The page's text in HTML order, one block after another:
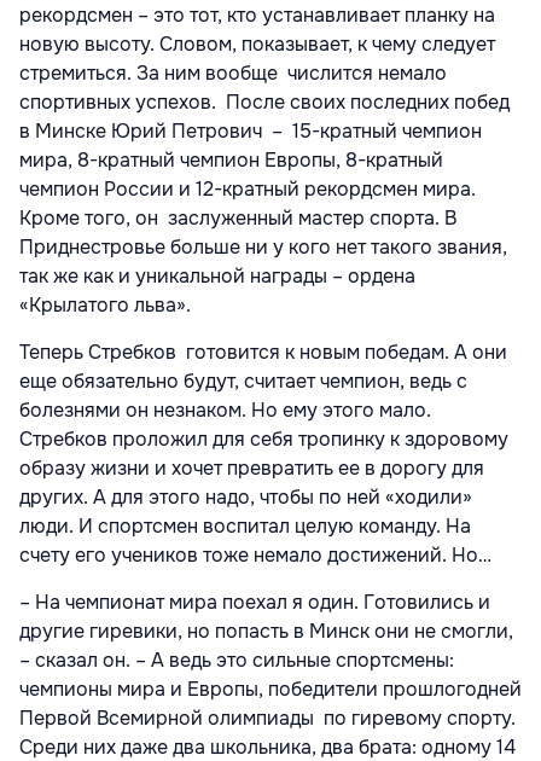
рекордсмен – это тот, кто устанавливает планку на
новую высоту. Словом, показывает, к чему следует
стремиться. За ним вообще числится немало
спортивных успехов. После своих последних побед
в Минске Юрий Петрович – 15-кратный чемпион
мира, 8-кратный чемпион Европы, 8-кратный
чемпион России и 12-кратный рекордсмен мира.
Кроме того, он заслуженный мастер спорта. В
Приднестровье больше ни у кого нет такого звания,
так же как и уникальной награды – ордена
«Крылатого льва».
Теперь Стребков готовится к новым победам. А они
еще обязательно будут, считает чемпион, ведь с
болезнями он незнаком. Но ему этого мало.
Стребков проложил для себя тропинку к здоровому
образу жизни и хочет превратить ее в дорогу для
других. А для этого надо, чтобы по ней «ходили»
люди. И спортсмен воспитал целую команду. На
счету его учеников тоже немало достижений. Но…
– На чемпионат мира поехал я один. Готовились и
другие гиревики, но попасть в Минск они не смогли,
– сказал он. – А ведь это сильные спортсмены:
чемпионы мира и Европы, победители прошлогодней
Первой Всемирной олимпиады по гиревому спорту.
Среди них даже два школьника, два брата: одному 14